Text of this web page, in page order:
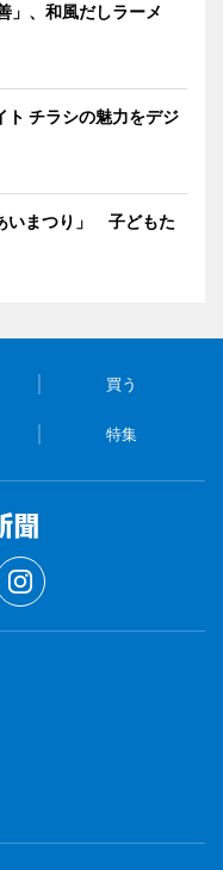
」、和風だしラーメ
ト チラシの魅力をデジ
いまつり」 子どもた
買う
特集